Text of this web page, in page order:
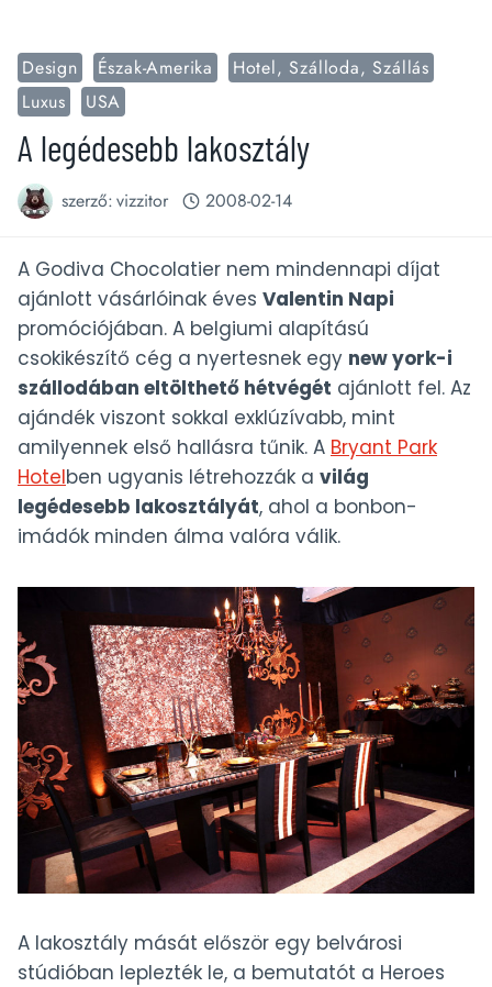
Design Észak-Amerika
Hotel, Szálloda, Szállás
Luxus
USA
A legédesebb lakosztály
szerző:vizzitor 2008-02-14
A Godiva Chocolatier nem mindennapi díjat
ajánlott vásárlóinak éves Valentin Napi
promóciójában. A belgiumi alapítású
csokikészítő cég a nyertesnek egy new york-i
szállodában eltölthető hétvégét ajánlott fel. Az
ajándék viszont sokkal exklúzívabb, mint
amilyennek első hallásra tűnik. A Bryant Park
Hotelben ugyanis létrehozzák a világ
legédesebb lakosztályát, ahol a bonbon-
imádók minden álma valóra válik.
A lakosztály mását először egy belvárosi
stúdióban leplezték le, a bemutatót a Heroes